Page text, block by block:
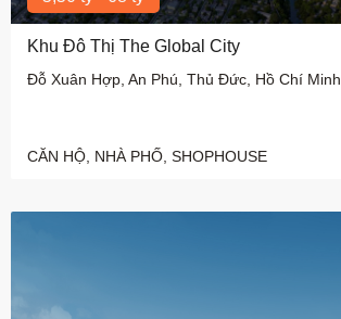
Khu Đô Thị The Global City
Đỗ Xuân Hợp, An Phú, Thủ Đức, Hồ Chí Minh
CĂN HỘ, NHÀ PHỐ, SHOPHOUSE